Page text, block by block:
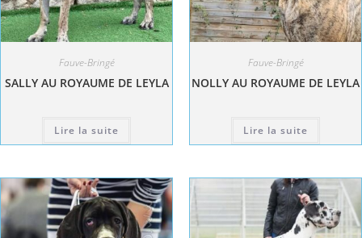
Fauve-Bringé
SALLY AU ROYAUME DE LEYLA
Lire la suite
Fauve-Bringé
NOLLY AU ROYAUME DE LEYLA
Lire la suite